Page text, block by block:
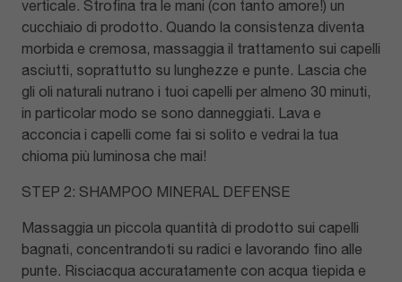
verticale. Strofina tra le mani (con tanto amore!) un
cucchiaio di prodotto. Quando la consistenza diventa
morbida e cremosa, massaggia il trattamento sui capelli
asciutti, soprattutto su lunghezze e punte. Lascia che
gli oli naturali nutrano i tuoi capelli per almeno 30 minuti,
in particolar modo se sono danneggiati. Lava e
acconcia i capelli come fai si solito e vedrai la tua
chioma più luminosa che mai!
STEP 2: SHAMPOO MINERAL DEFENSE
Massaggia un piccola quantità di prodotto sui capelli
bagnati, concentrandoti su radici e lavorando fino alle
punte. Risciacqua accuratamente con acqua tiepida e